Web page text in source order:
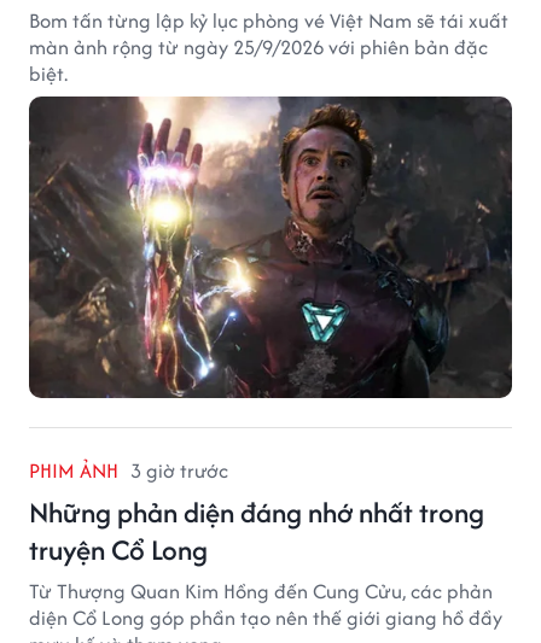
Bom tấn từng lập kỷ lục phòng vé Việt Nam sẽ tái xuất
màn ảnh rộng từ ngày 25/9/2026 với phiên bản đặc
biệt.
PHIM ẢNH 3 giờ trước
Những phản diện đáng nhớ nhất trong
truyện Cổ Long
Từ Thượng Quan Kim Hồng đến Cung Cửu, các phản
diện Cổ Long góp phần tạo nên thế giới giang hồ đầy